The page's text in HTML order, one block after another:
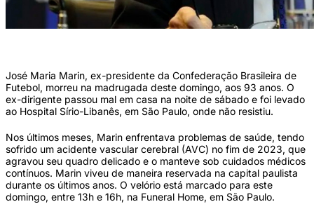
José Maria Marin, ex-presidente da Confederação Brasileira de
Futebol, morreu na madrugada deste domingo, aos 93 anos. O
ex-dirigente passou mal em casa na noite de sábado e foi levado
ao Hospital Sírio-Libanês, em São Paulo, onde não resistiu.
Nos últimos meses, Marin enfrentava problemas de saúde, tendo
sofrido um acidente vascular cerebral (AVC) no fim de 2023, que
agravou seu quadro delicado e o manteve sob cuidados médicos
contínuos. Marin viveu de maneira reservada na capital paulista
durante os últimos anos. O velório está marcado para este
domingo, entre 13h e 16h, na Funeral Home, em São Paulo.